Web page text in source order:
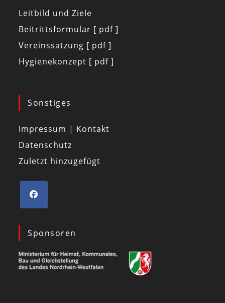
Leitbild und Ziele
Beitrittsformular [ pdf ]
Vereinssatzung [ pdf ]
Hygienekonzept [ pdf ]
Sonstiges
Impressum | Kontakt
Datenschutz
Zuletzt hinzugefügt
Sponsoren